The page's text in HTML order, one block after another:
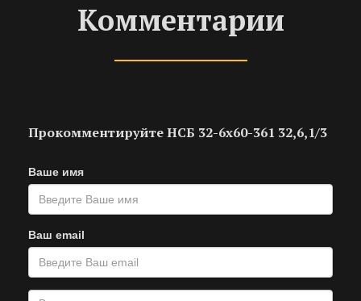
Комментарии
Прокомментируйте НСБ 32-6х60-361 32,6,1/3
Ваше имя
Ваш email